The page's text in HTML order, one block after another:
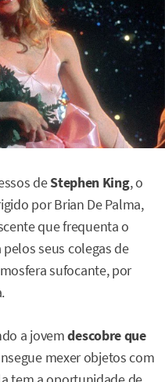
deStephen King, o
por Brian De Palma,
que frequenta o
seus colegas de
sufocante, por
a jovemdescobre que
mexer objetos com